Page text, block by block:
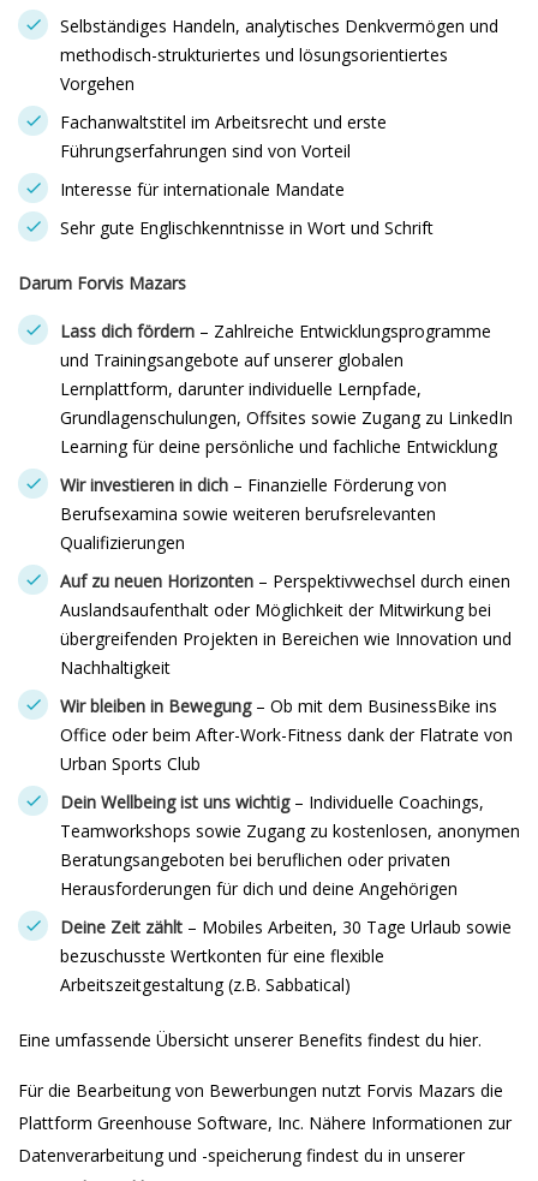
Selbständiges Handeln, analytisches Denkvermögen und
methodisch-strukturiertes und lösungsorientiertes
Vorgehen
Fachanwaltstitel im Arbeitsrecht und erste
Führungserfahrungen sind von Vorteil
Interesse für internationale Mandate
Sehr gute Englischkenntnisse in Wort und Schrift
Darum Forvis Mazars
Lass dich fördern – Zahlreiche Entwicklungsprogramme
und Trainingsangebote auf unserer globalen
Lernplattform, darunter individuelle Lernpfade,
Grundlagenschulungen, Offsites sowie Zugang zu LinkedIn
Learning für deine persönliche und fachliche Entwicklung
Wir investieren in dich – Finanzielle Förderung von
Berufsexamina sowie weiteren berufsrelevanten
Qualifizierungen
Auf zu neuen Horizonten – Perspektivwechsel durch einen
Auslandsaufenthalt oder Möglichkeit der Mitwirkung bei
übergreifenden Projekten in Bereichen wie Innovation und
Nachhaltigkeit
Wir bleiben in Bewegung– Ob mit dem BusinessBike ins
Office oder beim After-Work-Fitness dank der Flatrate von
Urban Sports Club
Dein Wellbeing ist uns wichtig – Individuelle Coachings,
Teamworkshops sowie Zugang zu kostenlosen, anonymen
Beratungsangeboten bei beruflichen oder privaten
Herausforderungen für dich und deine Angehörigen
Deine Zeit zählt – Mobiles Arbeiten, 30 Tage Urlaub sowie
bezuschusste Wertkonten für eine flexible
Arbeitszeitgestaltung (z.B. Sabbatical)
Eine umfassende Übersicht unserer Benefits findest du hier.
Für die Bearbeitung von Bewerbungen nutzt Forvis Mazars die
Plattform Greenhouse Software, Inc. Nähere Informationen zur
Datenverarbeitung und -speicherung findest du in unserer